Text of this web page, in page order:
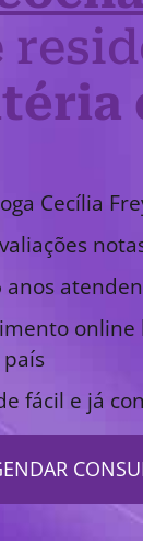
Cecília
anos
online
fácil e já